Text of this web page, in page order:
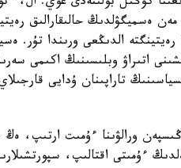
ەسميگۋلدىڭ حالىقارالىق
رەيتينگتە الدىڭعى ورىندا تۇر.
اتىراۋ وبلىسىنىڭ اكىمى
تاراپىنان ۇدايى
ورالۋىنا ءۇمىت ارتىپ،
ءۇمىتى اقتالىپ،